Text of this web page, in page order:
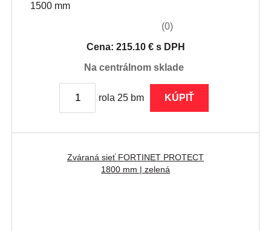
1500 mm
(0)
Cena: 215.10 € s DPH
na centrálnom sklade
rola 25 bm KÚPIŤ
Zváraná sieť FORTINET PROTECT
1800 mm | zelená